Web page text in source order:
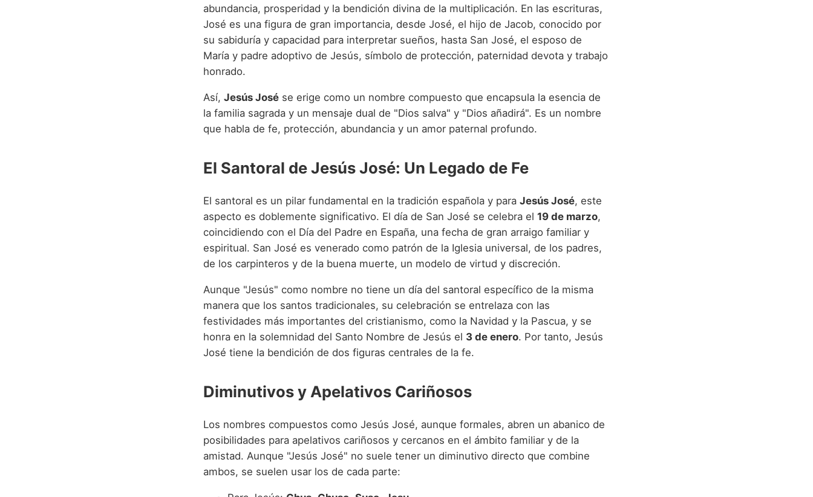
abundancia, prosperidad y la bendición divina de la multiplicación. En las escrituras,
José es una figura de gran importancia, desde José, el hijo de Jacob, conocido por
su sabiduría y capacidad para interpretar sueños, hasta San José, el esposo de
María y padre adoptivo de Jesús, símbolo de protección, paternidad devota y trabajo
honrado.
Así, Jesús José se erige como un nombre compuesto que encapsula la esencia de
la familia sagrada y un mensaje dual de "Dios salva" y "Dios añadirá". Es un nombre
que habla de fe, protección, abundancia y un amor paternal profundo.
El Santoral de Jesús José: Un Legado de Fe
El santoral es un pilar fundamental en la tradición española y para Jesús José, este
aspecto es doblemente significativo. El día de San José se celebra el 19 de marzo,
coincidiendo con el Día del Padre en España, una fecha de gran arraigo familiar y
espiritual. San José es venerado como patrón de la Iglesia universal, de los padres,
de los carpinteros y de la buena muerte, un modelo de virtud y discreción.
Aunque "Jesús" como nombre no tiene un día del santoral específico de la misma
manera que los santos tradicionales, su celebración se entrelaza con las
festividades más importantes del cristianismo, como la Navidad y la Pascua, y se
honra en la solemnidad del Santo Nombre de Jesús el 3 de enero. Por tanto, Jesús
José tiene la bendición de dos figuras centrales de la fe.
Diminutivos y Apelativos Cariñosos
Los nombres compuestos como Jesús José, aunque formales, abren un abanico de
posibilidades para apelativos cariñosos y cercanos en el ámbito familiar y de la
amistad. Aunque "Jesús José" no suele tener un diminutivo directo que combine
ambos, se suelen usar los de cada parte: